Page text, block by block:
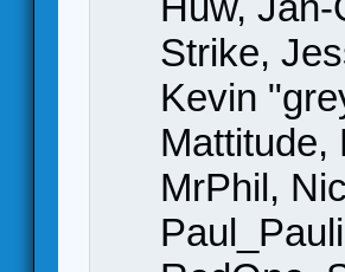
Strike,
Kevin
Mattitude,
MrPhil,